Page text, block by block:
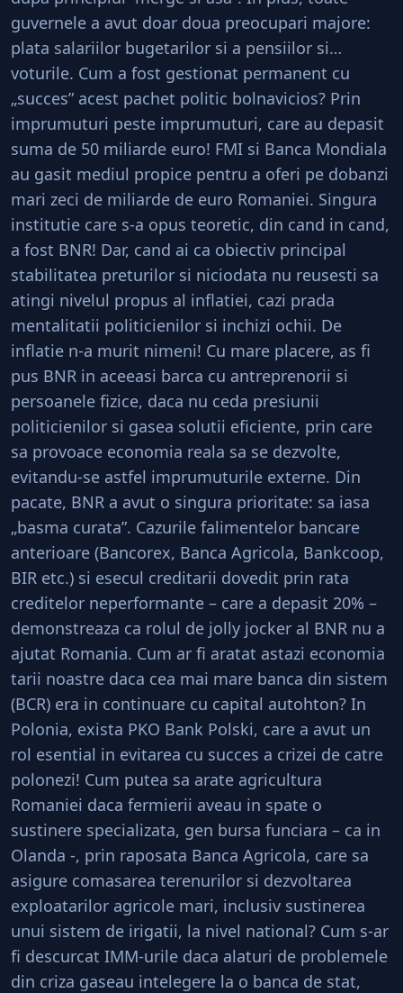
guvernele a avut doar doua preocupari majore:
plata salariilor bugetarilor si a pensiilor si…
voturile. Cum a fost gestionat permanent cu
„succes” acest pachet politic bolnavicios? Prin
imprumuturi peste imprumuturi, care au depasit
suma de 50 miliarde euro! FMI si Banca Mondiala
au gasit mediul propice pentru a oferi pe dobanzi
mari zeci de miliarde de euro Romaniei. Singura
institutie care s-a opus teoretic, din cand in cand,
a fost BNR! Dar, cand ai ca obiectiv principal
stabilitatea preturilor si niciodata nu reusesti sa
atingi nivelul propus al inflatiei, cazi prada
mentalitatii politicienilor si inchizi ochii. De
inflatie n-a murit nimeni! Cu mare placere, as fi
pus BNR in aceeasi barca cu antreprenorii si
persoanele fizice, daca nu ceda presiunii
politicienilor si gasea solutii eficiente, prin care
sa provoace economia reala sa se dezvolte,
evitandu-se astfel imprumuturile externe. Din
pacate, BNR a avut o singura prioritate: sa iasa
„basma curata”. Cazurile falimentelor bancare
anterioare (Bancorex, Banca Agricola, Bankcoop,
BIR etc.) si esecul creditarii dovedit prin rata
creditelor neperformante – care a depasit 20% –
demonstreaza ca rolul de jolly jocker al BNR nu a
ajutat Romania. Cum ar fi aratat astazi economia
tarii noastre daca cea mai mare banca din sistem
(BCR) era in continuare cu capital autohton? In
Polonia, exista PKO Bank Polski, care a avut un
rol esential in evitarea cu succes a crizei de catre
polonezi! Cum putea sa arate agricultura
Romaniei daca fermierii aveau in spate o
sustinere specializata, gen bursa funciara – ca in
Olanda -, prin raposata Banca Agricola, care sa
asigure comasarea terenurilor si dezvoltarea
exploatarilor agricole mari, inclusiv sustinerea
unui sistem de irigatii, la nivel national? Cum s-ar
fi descurcat IMM-urile daca alaturi de problemele
din criza gaseau intelegere la o banca de stat,